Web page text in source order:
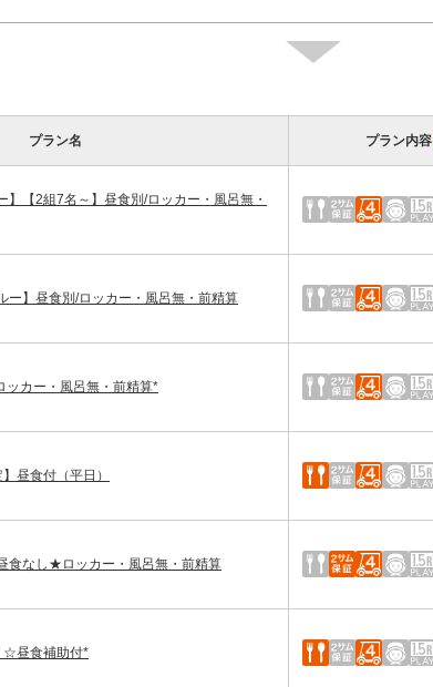
プラン名 プラン内容
】【2組7名～】昼食別/ロッカー・風呂無・
ー】昼食別/ロッカー・風呂無・前精算
ッカー・風呂無・前精算*
昼食付（平日）
なし★ロッカー・風呂無・前精算
☆昼食補助付*